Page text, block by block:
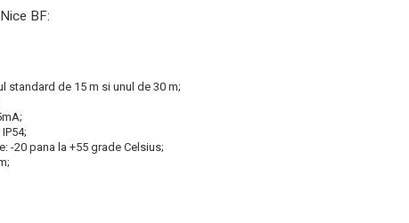
BF:
standard de 15 m si unul de 30 m;
-20 pana la +55 grade Celsius;